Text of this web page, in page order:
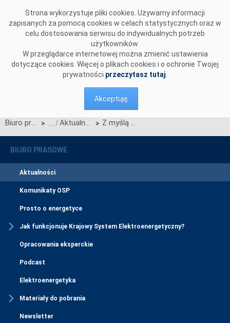
Strona wykorzystuje pliki cookies. Używamy informacji
zapisanych za pomocą cookies w celach statystycznych oraz w
celu dostosowania serwisu do indywidualnych potrzeb
użytkowników.
W przeglądarce internetowej można zmienić ustawienia
dotyczące cookies. Więcej o plikach cookies i o ochronie Twojej
prywatności przeczytasz tutaj
Akceptuję
Biuro prasowe > Aktualności > Z myślą o najlepszych studentach! — pierwsza edycja Programu Promocji Młodych Talentów PSE
BIURO PRASOWE
Aktualności
Komunikaty OSP
Prosto o energetyce
Jak funkcjonuje Krajowy System Elektroenergetyczny?
Opracowania eksperckie
Podcast
Elektroenergetyka
Materiały do pobrania
Newsletter